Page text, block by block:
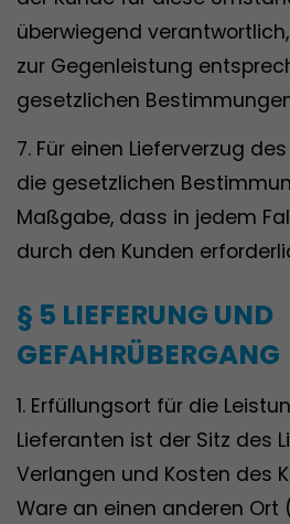
überwiegend
zur Gegenleistung
gesetzlichen
7. Für einen Lieferverzug
die gesetzlichen
Maßgabe, dass in jedem
durch den Kunden
§ 5 LIEFERUNG UND
GEFAHRÜBERGANG
1. Erfüllungsort für die
Lieferanten ist der Sitz des
Verlangen und Kosten des
Ware an einen anderen Ort